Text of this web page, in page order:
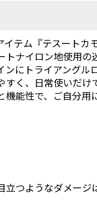
テム『テスートカ
ナイロン地使用の
にトライアングル
すく、日常使いだけ
能性で、ご自分用
立つようなダメー